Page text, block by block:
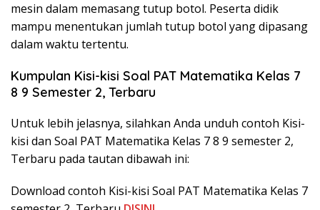
mesin dalam memasang tutup botol. Peserta didik
mampu menentukan jumlah tutup botol yang dipasang
dalam waktu tertentu.
Kumpulan Kisi-kisi Soal PAT Matematika Kelas 7
8 9 Semester 2, Terbaru
Untuk lebih jelasnya, silahkan Anda unduh contoh Kisi-
kisi dan Soal PAT Matematika Kelas 7 8 9 semester 2,
Terbaru pada tautan dibawah ini:
Download contoh Kisi-kisi Soal PAT Matematika Kelas 7